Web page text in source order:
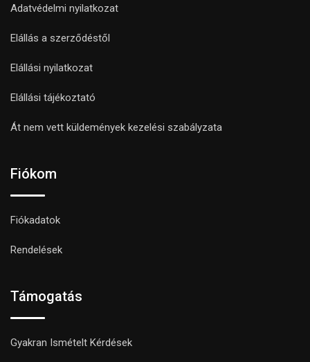
Adatvédelmi nyilatkozat
Elállás a szerződéstől
Elállási nyilatkozat
Elállási tájékoztató
Át nem vett küldemények kezelési szabályzata
Fiókom
Fiókadatok
Rendelések
Támogatás
Gyakran Ismételt Kérdések